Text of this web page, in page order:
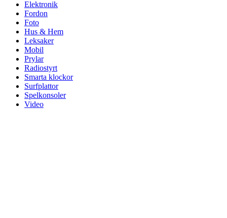
Elektronik
Fordon
Foto
Hus & Hem
Leksaker
Mobil
Prylar
Radiostyrt
Smarta klockor
Surfplattor
Spelkonsoler
Video